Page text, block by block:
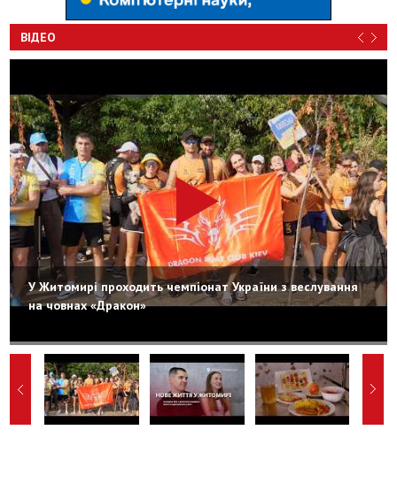
ВІДЕО
У Житомирі проходить чемпіонат України з веслування
на човнах «Дракон»